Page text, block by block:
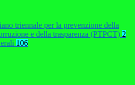
triennale per la prevenzione della
e della trasparenza (PTPCT) 2
106